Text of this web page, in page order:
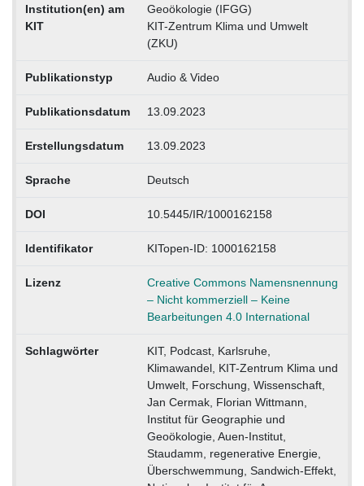
Institution(en) am
KIT
Geoökologie (IFGG)
KIT-Zentrum Klima und Umwelt
(ZKU)
Publikationstyp Audio & Video
Publikationsdatum 13.09.2023
Erstellungsdatum 13.09.2023
Sprache Deutsch
DOI 10.5445/IR/1000162158
Identifikator KITopen-ID: 1000162158
Lizenz
Creative Commons Namensnennung
– Nicht kommerziell – Keine
Bearbeitungen 4.0 International
Schlagwörter
KIT, Podcast, Karlsruhe,
Klimawandel, KIT-Zentrum Klima und
Umwelt, Forschung, Wissenschaft,
Jan Cermak, Florian Wittmann,
Institut für Geographie und
Geoökologie, Auen-Institut,
Staudamm, regenerative Energie,
Überschwemmung, Sandwich-Effekt,